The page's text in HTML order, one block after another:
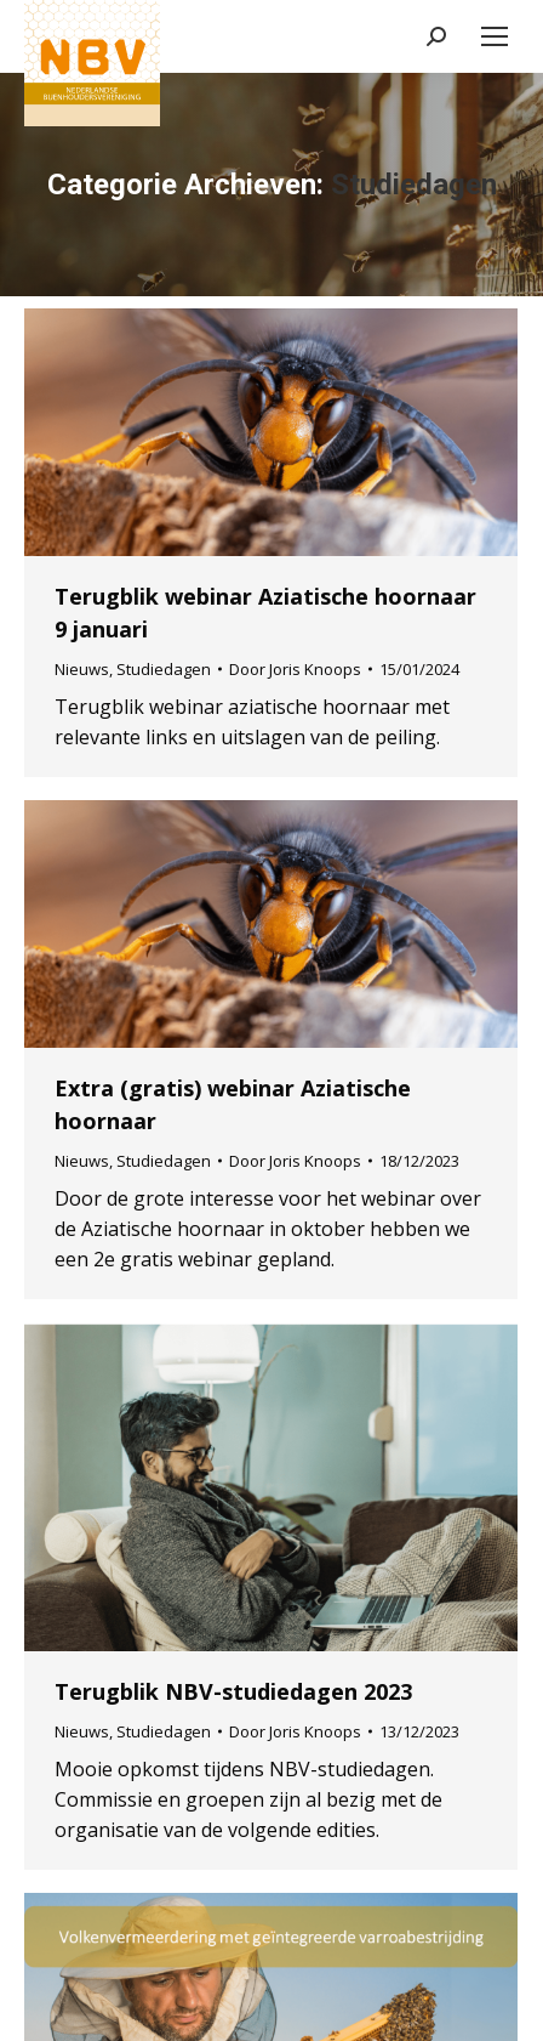
Zoeken:
Categorie Archieven: Studiedagen
Terugblik webinar Aziatische hoornaar
9 januari
Nieuws Studiedagen DoorJoris Knoops 15/01/2024
Terugblik webinar aziatische hoornaar met
relevante links en uitslagen van de peiling.
Extra (gratis) webinar Aziatische
hoornaar
Nieuws Studiedagen DoorJoris Knoops 18/12/2023
Door de grote interesse voor het webinar over
de Aziatische hoornaar in oktober hebben we
een 2e gratis webinar gepland.
Terugblik NBV-studiedagen 2023
Nieuws, Studiedagen DoorJoris Knoops 13/12/2023
Mooie opkomst tijdens NBV-studiedagen.
Commissie en groepen zijn al bezig met de
organisatie van de volgende edities.